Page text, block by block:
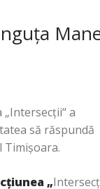
a
să răspundă
„